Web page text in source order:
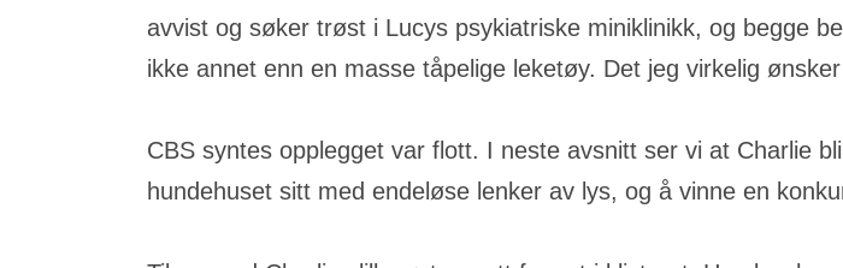
avvist og søker trøst i Lucys psykiatriske miniklinikk, og begge
ikke annet enn en masse tåpelige leketøy. Det jeg virkelig
CBS syntes opplegget var flott. I neste avsnitt ser vi at Charlie
hundehuset sitt med endeløse lenker av lys, og å vinne en